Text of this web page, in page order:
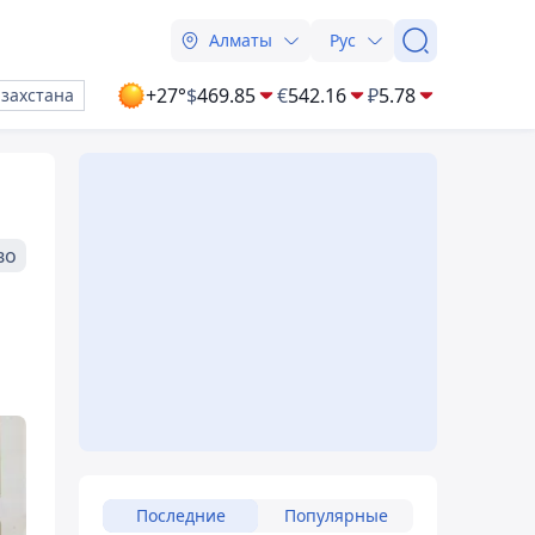
Алматы Рус
+27°$469.85 €542.16 ₽5.78
Последние Популярные